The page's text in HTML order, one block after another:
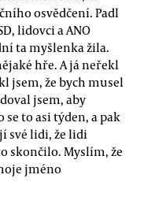
osvědčení. Padl
lidovci a ANO
ta myšlenka žila.
hře. A já neřekl
jsem, že bych musel
jsem, aby
to asi týden, a pak
své lidi, že lidi
skončilo. Myslím, že
jméno